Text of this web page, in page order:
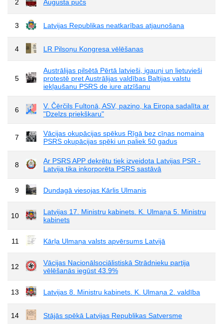
2 Augusta pučs
3 Latvijas Republikas neatkarības atjaunošana
4 LR Pilsoņu Kongresa vēlēšanas
5
Austrālijas pilsētā Pērtā latvieši, igauņi un lietuvieši
protestē pret Austrālijas valdības Baltijas valstu
iekļaušanu PSRS de iure atzīšanu
6
V. Čērčils Fultonā, ASV, paziņo, ka Eiropa sadalīta ar
"Dzelzs priekškaru"
7
Vācijas okupācijas spēkus Rīgā bez cīņas nomaina
PSRS okupācijas spēki un paliek 50 gadus
8
Ar PSRS APP dekrētu tiek izveidota Latvijas PSR -
Latvija tika inkorporēta PSRS sastāvā
9 Dundagā viesojas Kārlis Ulmanis
10
Latvijas 17. Ministru kabinets. K. Ulmaņa 5. Ministru
kabinets
11 Kārļa Ulmaņa valsts apvērsums Latvijā
12
Vācijas Nacionālsociālistiskā Strādnieku partija
vēlēšanās iegūst 43.9%
13 Latvijas 8. Ministru kabinets. K. Ulmaņa 2. valdība
14 Stājās spēkā Latvijas Republikas Satversme